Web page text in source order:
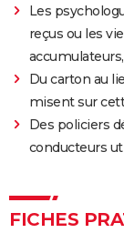
Les
reçus ou les
Du carton au
misent sur
Des policiers
conducteurs
FICHES